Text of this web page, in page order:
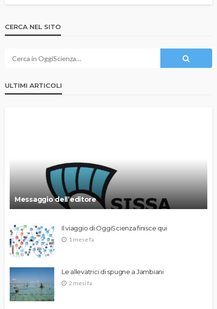
CERCA NEL SITO
ULTIMI ARTICOLI
Messaggio dell’editore
Il viaggio di OggiScienza finisce qui
1 mese fa
Le allevatrici di spugne a Jambiani
2 mesi fa